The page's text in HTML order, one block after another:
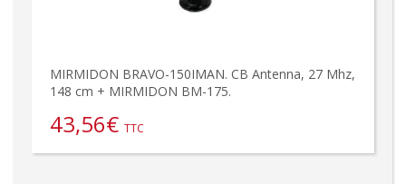
MIRMIDON BRAVO-150IMAN. CB Antenna, 27 Mhz,
148 cm + MIRMIDON BM-175.
43,56€ TTC